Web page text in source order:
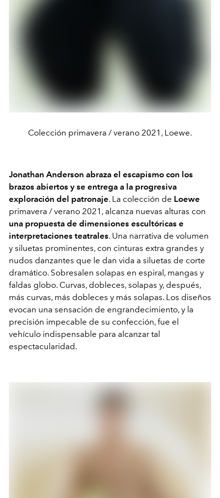
Colección primavera / verano 2021, Loewe.
Jonathan Anderson abraza el escapismo con los
brazos abiertos y se entrega a la progresiva
exploración del patronaje. La colección de Loewe
primavera / verano 2021, alcanza nuevas alturas con
una propuesta de dimensiones escultóricas e
interpretaciones teatrales. Una narrativa de volumen
y siluetas prominentes, con cinturas extra grandes y
nudos danzantes que le dan vida a siluetas de corte
dramático. Sobresalen solapas en espiral, mangas y
faldas globo. Curvas, dobleces, solapas y, después,
más curvas, más dobleces y más solapas. Los diseños
evocan una sensación de engrandecimiento, y la
precisión impecable de su confección, fue el
vehículo indispensable para alcanzar tal
espectacularidad.